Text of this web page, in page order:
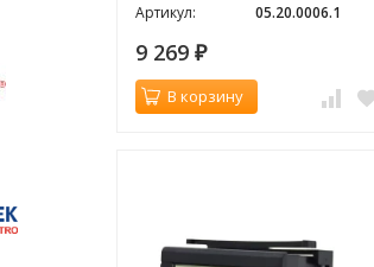
Артикул: 05.20.0006.1
9 269 ₽
В корзину